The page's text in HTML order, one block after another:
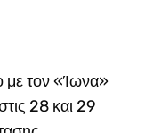
με τον «Ίωνα»
28 και 29